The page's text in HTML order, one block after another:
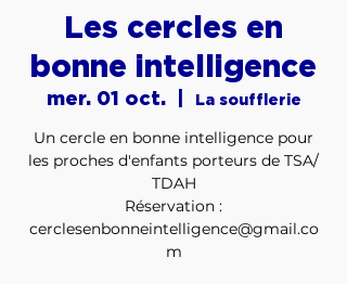
Les cercles en
bonne intelligence
mer. 01 oct.
  |
La soufflerie
Un cercle en bonne intelligence pour
les proches d'enfants porteurs de TSA/
TDAH
Réservation :
cerclesenbonneintelligence@gmail.co
m